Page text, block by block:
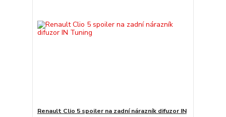
Renault Clio 5 spoiler na zadní nárazník difuzor IN